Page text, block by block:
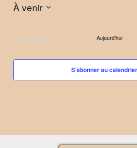
À venir
Sélectionnez
date.Évènements
précédents Aujourd’hui
S’abonner au calendrier